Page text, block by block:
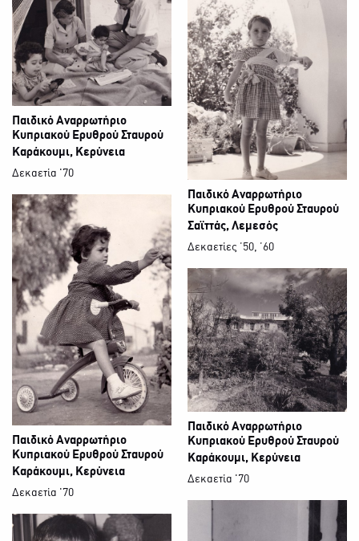
Παιδικό Αναρρωτήριο
Κυπριακού Ερυθρού Σταυρού
Καράκουμι, Κερύνεια
Δεκαετία '70
Παιδικό Αναρρωτήριο
Κυπριακού Ερυθρού Σταυρού
Σαϊττάς, Λεμεσός
Δεκαετίες ΄50, ΄60
Παιδικό Αναρρωτήριο
Κυπριακού Ερυθρού Σταυρού
Καράκουμι, Κερύνεια
Δεκαετία '70
Παιδικό Αναρρωτήριο
Κυπριακού Ερυθρού Σταυρού
Καράκουμι, Κερύνεια
Δεκαετία '70